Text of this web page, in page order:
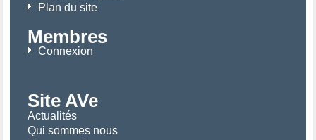
Plan du site
Membres
Connexion
Site AVe
Actualités
Qui sommes nous